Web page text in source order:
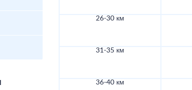
26-30 км
31-35 км
36-40 км